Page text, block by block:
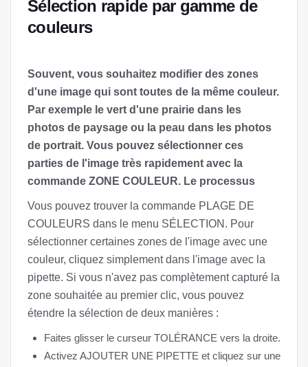
Sélection rapide par gamme de
couleurs
Souvent, vous souhaitez modifier des zones
d'une image qui sont toutes de la même couleur.
Par exemple le vert d'une prairie dans les
photos de paysage ou la peau dans les photos
de portrait. Vous pouvez sélectionner ces
parties de l'image très rapidement avec la
commande ZONE COULEUR. Le processus
Vous pouvez trouver la commande PLAGE DE
COULEURS dans le menu SÉLECTION. Pour
sélectionner certaines zones de l'image avec une
couleur, cliquez simplement dans l'image avec la
pipette. Si vous n'avez pas complètement capturé la
zone souhaitée au premier clic, vous pouvez
étendre la sélection de deux manières :
Faites glisser le curseur TOLÉRANCE vers la droite.
Activez AJOUTER UNE PIPETTE et cliquez sur une